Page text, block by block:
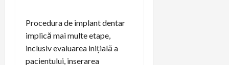
Procedura de implant dentar
implică mai multe etape,
inclusiv evaluarea inițială a
pacientului, inserarea